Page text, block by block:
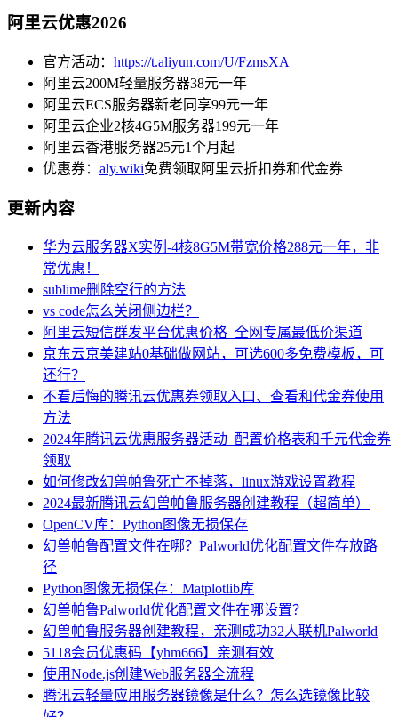
阿里云优惠2026
官方活动： https://t.aliyun.com/U/FzmsXA
阿里云200M轻量服务器38元一年
阿里云ECS服务器新老同享99元一年
阿里云企业2核4G5M服务器199元一年
阿里云香港服务器25元1个月起
优惠券： aly.wiki免费领取阿里云折扣券和代金券
更新内容
华为云服务器X实例-4核8G5M带宽价格288元一年，非
常优惠！
sublime删除空行的方法
vs code怎么关闭侧边栏？
阿里云短信群发平台优惠价格_全网专属最低价渠道
京东云京美建站0基础做网站，可选600多免费模板，可
还行？
不看后悔的腾讯云优惠券领取入口、查看和代金券使用
方法
2024年腾讯云优惠服务器活动_配置价格表和千元代金券
领取
如何修改幻兽帕鲁死亡不掉落，linux游戏设置教程
2024最新腾讯云幻兽帕鲁服务器创建教程（超简单）
OpenCV库：Python图像无损保存
幻兽帕鲁配置文件在哪？Palworld优化配置文件存放路
径
Python图像无损保存：Matplotlib库
幻兽帕鲁Palworld优化配置文件在哪设置？
幻兽帕鲁服务器创建教程，亲测成功32人联机Palworld
5118会员优惠码【yhm666】亲测有效
使用Node.js创建Web服务器全流程
腾讯云轻量应用服务器镜像是什么？怎么选镜像比较